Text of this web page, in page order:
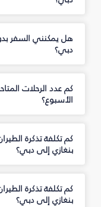
هل يمكنني السفر
دبي؟
كم عدد الرحلات
الأسبوع؟
كم تكلفة تذكرة
بنغازي إلى دبي؟
كم تكلفة تذكرة
بنغازي إلى دبي؟